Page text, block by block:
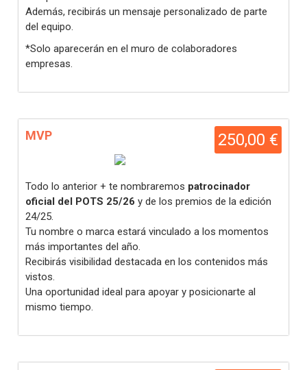
Además, recibirás un mensaje personalizado de parte
del equipo.
*Solo aparecerán en el muro de colaboradores
empresas.
250,00 €
MVP
Todo lo anterior + te nombraremos patrocinador
oficial del POTS 25/26 y de los premios de la edición
24/25.
Tu nombre o marca estará vinculado a los momentos
más importantes del año.
Recibirás visibilidad destacada en los contenidos más
vistos.
Una oportunidad ideal para apoyar y posicionarte al
mismo tiempo.